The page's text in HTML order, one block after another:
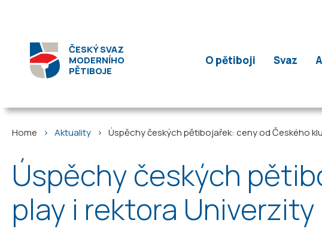
ČESKÝ SVAZ
MODERNÍHO
PĚTIBOJE
O pětiboji Svaz
Home Aktuality Úspěchy českých pětibojařek: ceny od Českého
Úspěchy českých
play i rektora Univerzity